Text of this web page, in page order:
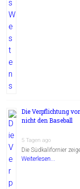
Die Verpflichtung
nicht den Baseball
5 Tagen ago
Die Südkalifornier
Weiterlesen...